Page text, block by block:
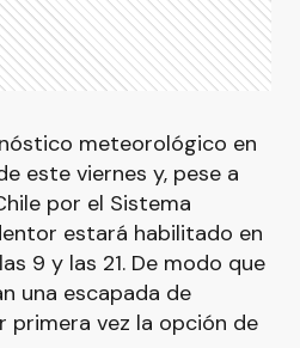
meteorológico en
este viernes y, pese a
por el Sistema
estará habilitado en
9 y las 21. De modo que
una escapada de
primera vez la opción de